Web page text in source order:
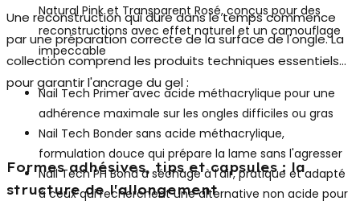
Natural Pink et Transparent Rosé, conçus pour des
reconstructions avec effet naturel et un camouflage
impeccable
Une reconstruction qui dure dans le temps commence
par une préparation correcte de la surface de l'ongle. La
collection comprend les produits techniques essentiels
pour garantir l'ancrage du gel :
Nail Tech Primer avec acide méthacrylique pour une
adhérence maximale sur les ongles difficiles ou gras
Nail Tech Bonder sans acide méthacrylique,
formulation douce qui prépare la lame sans l'agresser
Nail Tech PH Bondà séchage à l'air, pratique et adapté
à ceux qui recherchent une alternative non acide pour
Formes adhésives, tips et capsules : la
structure de l'allongement